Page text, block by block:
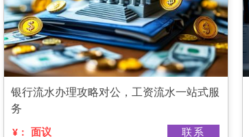
银行流水办理攻略对公，工资流水一站式服
务
¥： 面议 联系